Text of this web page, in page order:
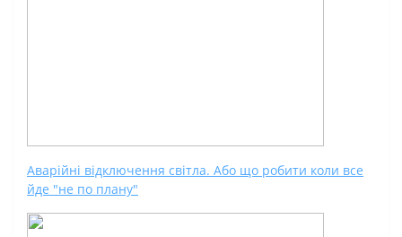
Аварійні відключення світла. Або що робити коли все
йде "не по плану"